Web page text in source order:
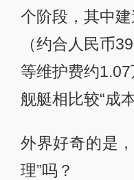
个阶段，其中
（约合人民币
等维护费约
舰艇相比较“成本
外界好奇的是
理”吗？